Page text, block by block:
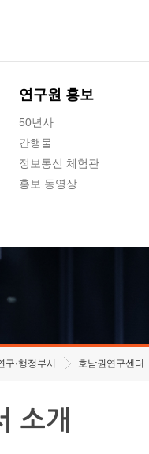
연구원 홍보
50년사
간행물
정보통신 체험관
홍보 동영상
구·행정부서 호남권연구센터
소개